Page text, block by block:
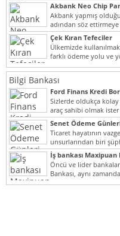
Akbank Neo Chip
Kullanılır?
Akbank yapmış
adından söz
müşteri potansiyelini
Çek Kıran Tefeciler
Ülkemizde
farklı ödeme yolu ve
olmak ile beraber
Bilgi Bankası
Ford Finans Kredi
Sizlerde oldukça
araç sahibi olmak
yazımız ilginizi...
Senet Ödeme
Ticaret hayatının
unsurlarından biri
Çünkü senetler en
araçlarıdır. Taksitler...
İş bankası
Öncü ve lider
Bankası, aynı
Cumhuriyeti’nin ilk